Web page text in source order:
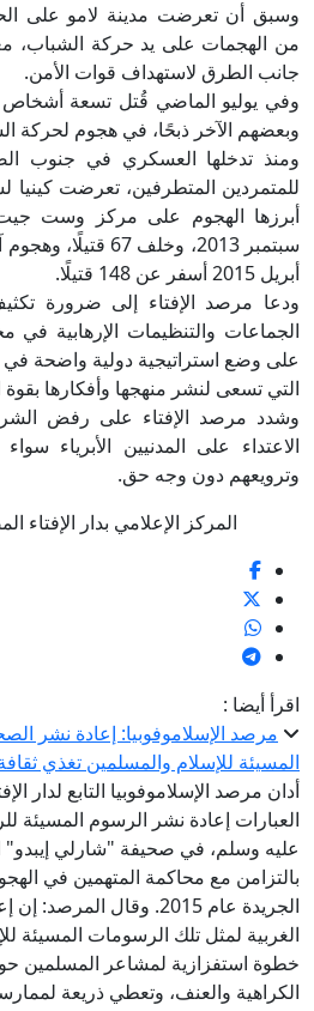
وسبق أن تعرضت مدينة لامو على
من الهجمات على يد حركة الشباب،
جانب الطرق لاستهداف قوات الأمن.
وفي يوليو الماضي قُتل تسعة أشخاص
وبعضهم الآخر ذبحًا، في هجوم لحركة
للمتمردين المتطرفين، تعرضت كينيا
أبرزها الهجوم على مركز وست
سبتمبر 2013، وخلف
أبريل 2015 أسفر عن 148 قتيلًا.
ودعا مرصد الإفتاء إلى ضرورة
الجماعات والتنظيمات الإرهابية في
على وضع استراتيجية دولية واضحة في
التي تسعى لنشر منهجها وأفكارها بقوة
وشدد مرصد الإفتاء على رفض
الاعتداء على المدنيين الأبرياء
وترويعهم دون وجه حق.
المركز الإعلامي بدار الإفتاء المصرية
اقرأ أيضا :
مرصد الإسلاموفوبيا: إعادة نشر
المسيئة للإسلام والمسلمين تغذي
أدان مرصد الإسلاموفوبيا التابع لدار
العبارات إعادة نشر الرسوم المسيئة
عليه وسلم، في صحيفة "شارلي إيبدو"
بالتزامن مع محاكمة المتهمين في
الجريدة عام 2015. وقال
الغربية لمثل تلك الرسومات المسيئة
خطوة استفزازية لمشاعر المسلمين
الكراهية والعنف، وتعطي ذريعة